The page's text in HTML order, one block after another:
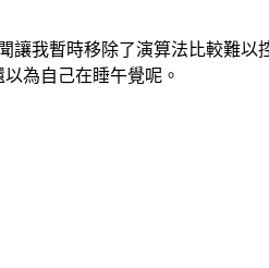
讓我暫時移除了演算法比較難
為自己在睡午覺呢。